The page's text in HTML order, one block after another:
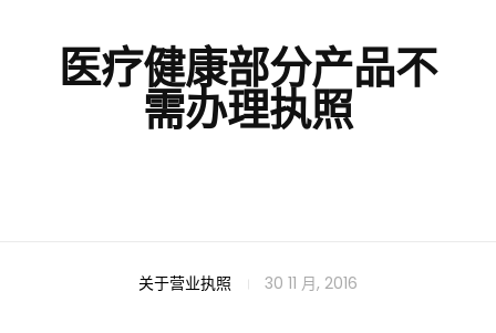
医疗健康部分产品不
需办理执照
30 11 月, 2016
关于营业执照